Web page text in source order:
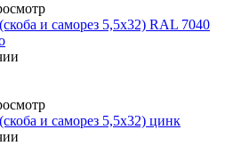
и саморез 5,5х32) RAL 7040
и саморез 5,5х32) цинк